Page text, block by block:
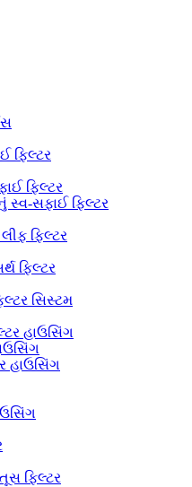
ફિલ્ટર
ફિલ્ટર
સ્વ-સફાઈ ફિલ્ટર
ફિલ્ટર
ફિલ્ટર
સિસ્ટમ
હાઉસિંગ
હાઉસિંગ
ફિલ્ટર